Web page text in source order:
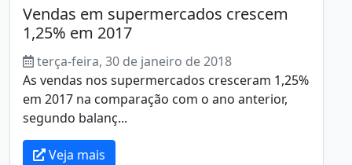
Vendas em supermercados crescem
1,25% em 2017
terça-feira, 30 de janeiro de 2018
As vendas nos supermercados cresceram 1,25%
em 2017 na comparação com o ano anterior,
segundo balanç...
Veja mais